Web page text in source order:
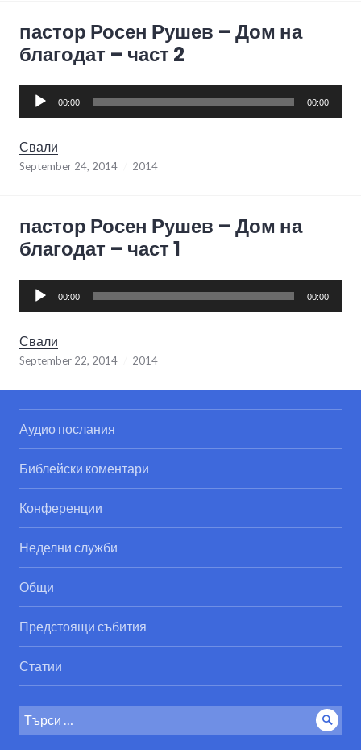
пастор Росен Рушев – Дом на
благодат – част 2
Audio
00:00 00:00
Свали
September 24, 2014 2014
пастор Росен Рушев – Дом на
благодат – част 1
Audio
00:00 00:00
Свали
September 22, 2014 2014
Аудио послания
Библейски коментари
Конференции
Неделни служби
Общи
Предстоящи събития
Статии
Search
for: